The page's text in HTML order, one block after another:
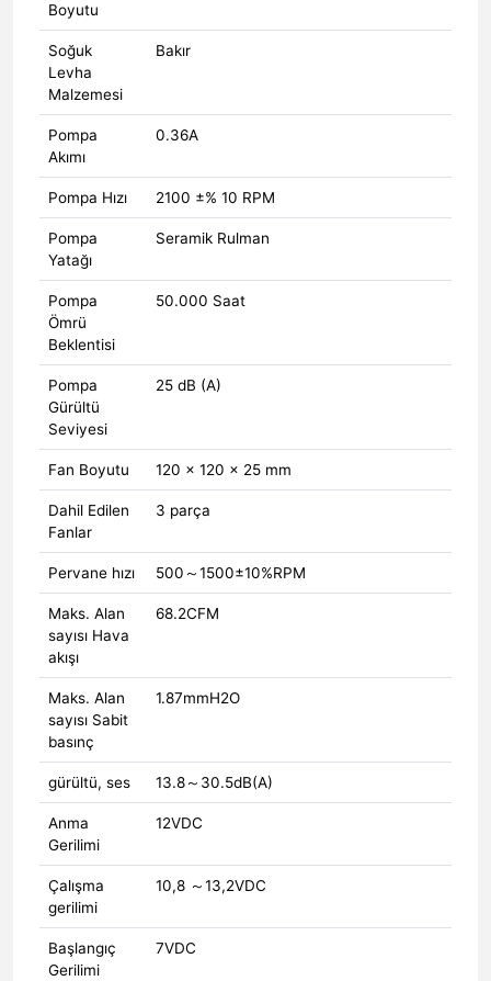
Boyutu
Soğuk
Levha
Malzemesi
Bakır
Pompa
Akımı
0.36A
Pompa Hızı 2100 ±% 10 RPM
Pompa
Yatağı
Seramik Rulman
Pompa
Ömrü
Beklentisi
50.000 Saat
Pompa
Gürültü
Seviyesi
25 dB (A)
Fan Boyutu 120 × 120 × 25 mm
Dahil Edilen
Fanlar
3 parça
Pervane hızı 500～1500±10%RPM
Maks. Alan
sayısı Hava
akışı
68.2CFM
Maks. Alan
sayısı Sabit
basınç
1.87mmH2O
gürültü, ses 13.8～30.5dB(A)
Anma
Gerilimi
12VDC
Çalışma
gerilimi
10,8 ～13,2VDC
Başlangıç ​​
Gerilimi
7VDC